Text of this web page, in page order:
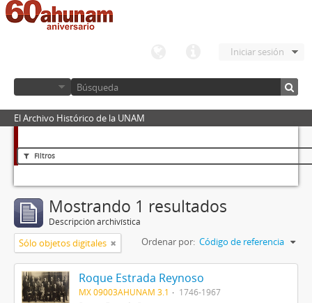
Iniciar sesión
El Archivo Histórico de la UNAM
Filtros
Mostrando 1 resultados
Descripción archivística
Sólo objetos digitales Ordenar por: Código de referencia
Roque Estrada Reynoso
MX 09003AHUNAM 3.1
1746-1967